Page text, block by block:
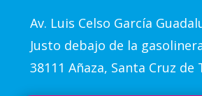
Av. Luis Celso García
Justo debajo de la
38111 Añaza, Santa Cruz de